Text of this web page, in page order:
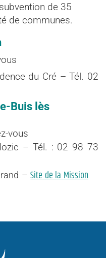
de 35
de communes.
du Cré – Tél. 02
Buis lès
vous
– Tél. : 02 98 73
–Site de la Mission